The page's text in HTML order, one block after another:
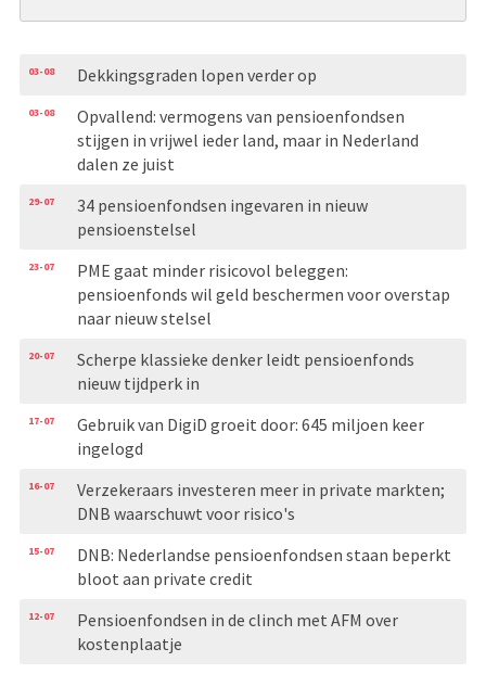
03-08 Dekkingsgraden lopen verder op
03-08
Opvallend: vermogens van pensioenfondsen
stijgen in vrijwel ieder land, maar in Nederland
dalen ze juist
29-07
34 pensioenfondsen ingevaren in nieuw
pensioenstelsel
23-07
PME gaat minder risicovol beleggen:
pensioenfonds wil geld beschermen voor overstap
naar nieuw stelsel
20-07
Scherpe klassieke denker leidt pensioenfonds
nieuw tijdperk in
17-07
Gebruik van DigiD groeit door: 645 miljoen keer
ingelogd
16-07
Verzekeraars investeren meer in private markten;
DNB waarschuwt voor risico's
15-07
DNB: Nederlandse pensioenfondsen staan beperkt
bloot aan private credit
12-07
Pensioenfondsen in de clinch met AFM over
kostenplaatje